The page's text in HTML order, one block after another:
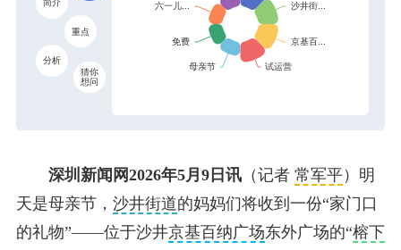
简介
重点
分析
猜你
想问
深圳新闻网2026年5月9日讯（记者 常军平）明
天是母亲节， 沙井街道的妈妈们将收到一份“家门口
的礼物”——位于沙井京基百纳广场东外广场的“榕下